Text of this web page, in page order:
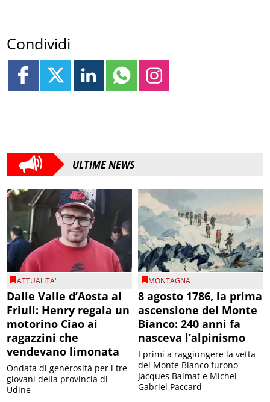
Condividi
ULTIME NEWS
ATTUALITA'
Dalle Valle d’Aosta al
Friuli: Henry regala un
motorino Ciao ai
ragazzini che
vendevano limonata
Ondata di generosità per i tre
giovani della provincia di
Udine
MONTAGNA
8 agosto 1786, la prima
ascensione del Monte
Bianco: 240 anni fa
nasceva l’alpinismo
I primi a raggiungere la vetta
del Monte Bianco furono
Jacques Balmat e Michel
Gabriel Paccard